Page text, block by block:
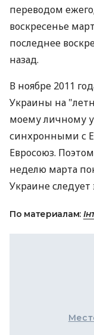
переводом
воскресенье
последнее
назад.
В ноябре 2011
Украины на
моему личному
синхронными с
Евросоюз.
неделю марта
Украине следует
По материалам: